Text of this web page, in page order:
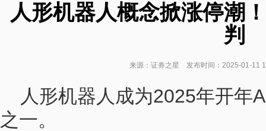
人形机器人概念掀涨停潮
判
来源：证券之星 发布时间：2025-01-
人形机器人成为2025年开年
之一。